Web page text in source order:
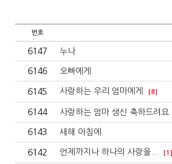
번호
6147 누나
6146 오빠에게
6145 사랑하는 우리 엄마에게 [8]
6144 사랑하는 엄마 생신 축하드려요
6143 새해 아침에
6142 언제까지나 하나의 사랑을... [1]